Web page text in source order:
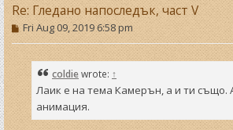
Re: Гледано напоследък, част V
P
o
s
t
Fri Aug 09, 2019 6:58 pm
coldiewrote: ↑
Лаик е на тема Камерън, а и ти също.
анимация.